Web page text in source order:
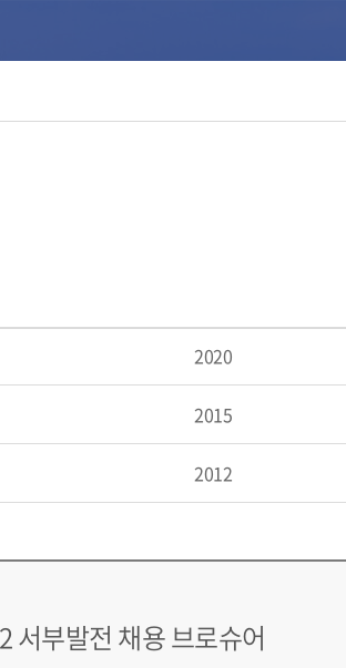
2020
2015
2012
서부발전 채용 브로슈어